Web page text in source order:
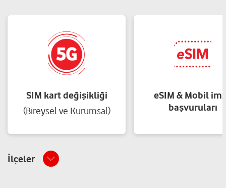
SIM kart değişikliği
(Bireysel ve Kurumsal)
eSIM & Mobil
başvuruları
İlçeler